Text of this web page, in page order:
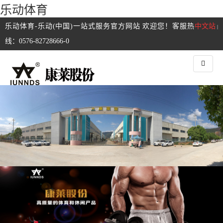
乐动体育
中文站 |
乐动体育-乐动(中国)一站式服务官方网站 欢迎您！客服热
线：0576-82728666-0